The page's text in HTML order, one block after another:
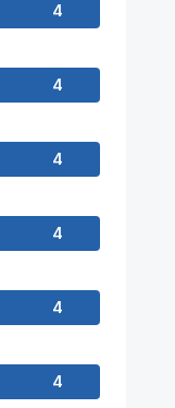
4
4
4
4
4
4